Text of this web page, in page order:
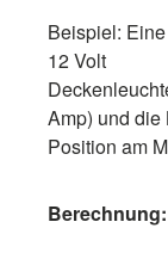
Beispiel: Eine
12 Volt
Amp) und die
Position am
Berechnung: